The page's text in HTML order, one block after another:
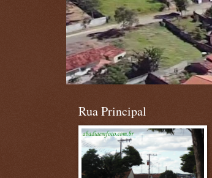
Rua Principal